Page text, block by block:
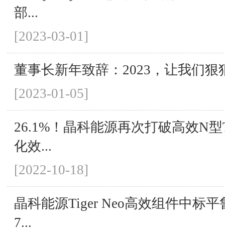
部...
[2023-03-01]
董事长新年致辞：2023，让我们狠
[2023-01-05]
26.1%！晶科能源再次打破高效N
化效...
[2022-10-18]
晶科能源Tiger Neo高效组件中标
7...